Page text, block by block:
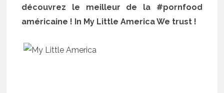
découvrez le meilleur de la #pornfood
américaine ! In My Little America We trust !